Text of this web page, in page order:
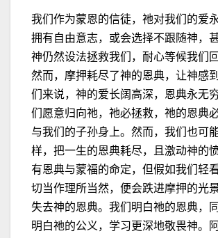
我们作为蒙恩的信徒，祂对我们的爱
拥有自由意志，或会选择不跟随神，
神仍然设法拯救我们，耐心等候我们
然而，摩押耗尽了神的恩典，让神感
们来说，神的爱长阔高深，恩典永无
们愿意归向祂，祂必拯救，祂的恩典
与我们的子孙身上。然而，我们也可
样，把一生的恩典耗尽，且激动神的
有恩典与蒙福的命定，但假如我们轻
切当作理所当然，便会跌进摩押的光
失去神的恩典。我们明白祂的恩典，
明白祂的公义，学习更深地敬畏神。